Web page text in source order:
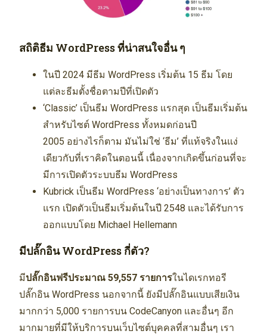
สถิติธีม WordPress ที่น่าสนใจอื่น ๆ
ในปี 2024 มีธีม WordPress เริ่มต้น 15 ธีม โดย
แต่ละธีมตั้งชื่อตามปีที่เปิดตัว
‘Classic’ เป็นธีม WordPress แรกสุด เป็นธีมเริ่มต้น
สำหรับไซต์ WordPress ทั้งหมดก่อนปี
2005 อย่างไรก็ตาม มันไม่ใช่ ‘ธีม’ ที่แท้จริงในแง่
เดียวกับที่เราคิดในตอนนี้ เนื่องจากเกิดขึ้นก่อนที่จะ
มีการเปิดตัวระบบธีม WordPress
Kubrick เป็นธีม WordPress ‘อย่างเป็นทางการ’ ตัว
แรก เปิดตัวเป็นธีมเริ่มต้นในปี 2548 และได้รับการ
ออกแบบโดย Michael Hellemann
มีปลั๊กอิน WordPress กี่ตัว?
มีปลั๊กอินฟรีประมาณ 59,557 รายการในไดเรกทอรี
ปลั๊กอิน WordPress นอกจากนี้ ยังมีปลั๊กอินแบบเสียเงิน
มากกว่า 5,000 รายการบน CodeCanyon และอื่นๆ อีก
มากมายที่มีให้บริการบนเว็บไซต์บุคคลที่สามอื่นๆ เรา